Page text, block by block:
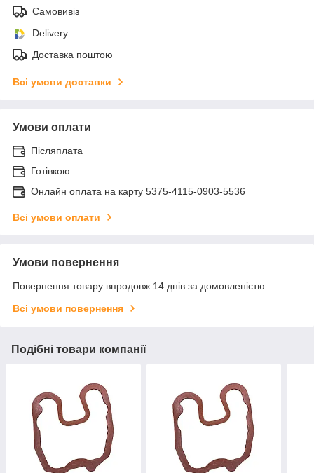
Самовивіз
Delivery
Доставка поштою
Всі умови доставки
Умови оплати
Післяплата
Готівкою
Онлайн оплата на карту 5375-4115-0903-5536
Всі умови оплати
Умови повернення
Повернення товару впродовж 14 днів за домовленістю
Всі умови повернення
Подібні товари компанії